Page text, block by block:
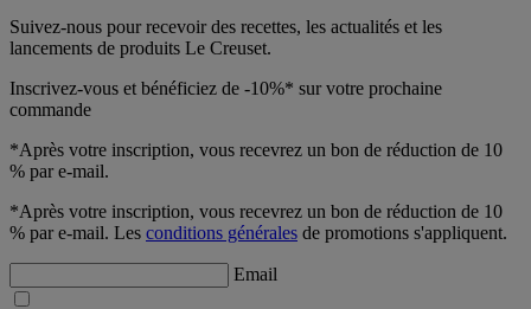
Suivez-nous pour recevoir des recettes, les actualités et les
lancements de produits Le Creuset.
Inscrivez-vous et bénéficiez de -10%* sur votre prochaine
commande
*Après votre inscription, vous recevrez un bon de réduction de 10
% par e-mail.
*Après votre inscription, vous recevrez un bon de réduction de 10
% par e-mail. Les conditions générales de promotions s'appliquent.
Email